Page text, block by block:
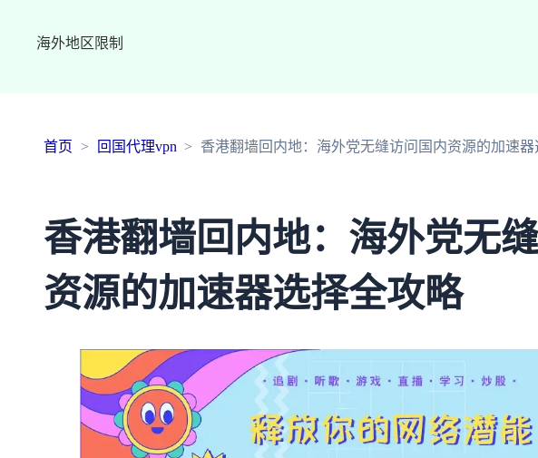
海外地区限制
首页 回国代理vpn 香港翻墙回内地：海外党无缝访问国内资源的加速
香港翻墙回内地：海外党无
资源的加速器选择全攻略